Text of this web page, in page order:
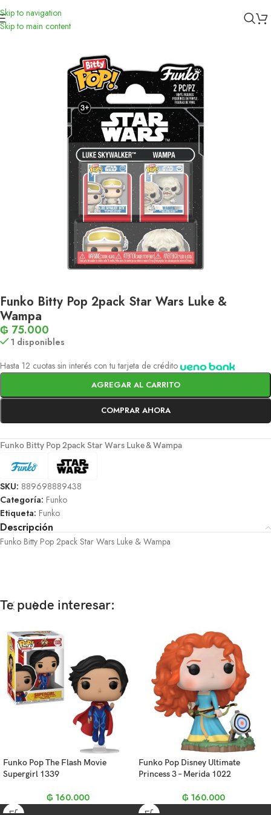
Skip to navigation
Skip to main content
Inicio Funko
Funko Bitty Pop 2pack Star Wars Luke &
Wampa
₲ 75.000
1 disponibles
Hasta 12 cuotas sin interés con tu tarjeta de crédito
AGREGAR AL CARRITO
COMPRAR AHORA
Funko Bitty Pop 2pack Star Wars Luke & Wampa
SKU: 889698889438
Categoría: Funko
Etiqueta: Funko
Descripción
Funko Bitty Pop 2pack Star Wars Luke & Wampa
Te puede interesar:
Funko Pop The Flash Movie
Supergirl 1339
₲ 160.000
Funko Pop Disney Ultimate
Princess 3 – Merida 1022
₲ 160.000